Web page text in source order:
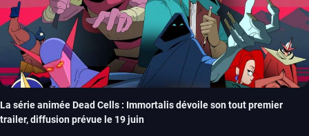
La série animée Dead Cells : Immortalis dévoile son tout premier
trailer, diffusion prévue le 19 juin